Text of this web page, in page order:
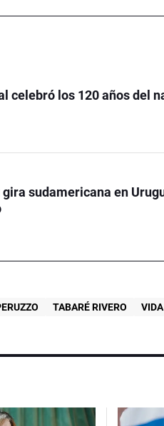
celebró los 120 años del
sudamericana en
TABARÉ RIVERO